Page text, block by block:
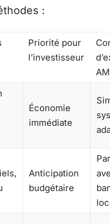
:
Priorité pour
l’investisseur
Économie
immédiate
Anticipation
budgétaire